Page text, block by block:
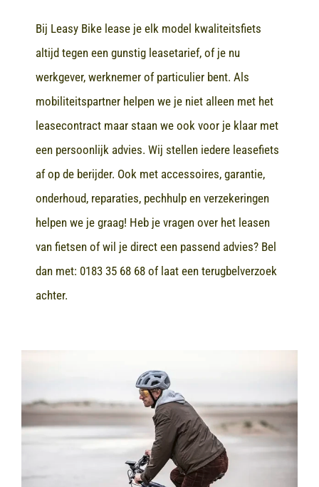
Bij Leasy Bike lease je elk model kwaliteitsfiets
altijd tegen een gunstig leasetarief, of je nu
werkgever, werknemer of particulier bent. Als
mobiliteitspartner helpen we je niet alleen met het
leasecontract maar staan we ook voor je klaar met
een persoonlijk advies. Wij stellen iedere leasefiets
af op de berijder. Ook met accessoires, garantie,
onderhoud, reparaties, pechhulp en verzekeringen
helpen we je graag! Heb je vragen over het leasen
van fietsen of wil je direct een passend advies? Bel
dan met: 0183 35 68 68of laat een terugbelverzoek
achter.